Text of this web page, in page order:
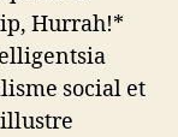
Hurrah!*
social et